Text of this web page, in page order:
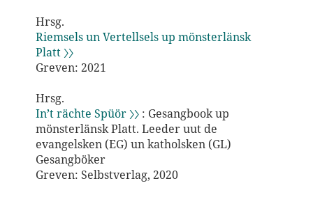
Hrsg.
Riemsels un Vertellsels up mönsterlänsk
Platt 〉〉
Greven: 2021
Hrsg.
In’t rächte Spüör 〉〉: Gesangbook up
mönsterlänsk Platt. Leeder uut de
evangelsken (EG) un katholsken (GL)
Gesangböker
Greven: Selbstverlag, 2020